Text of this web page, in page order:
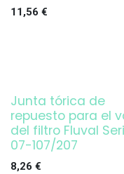
11,56 €
Junta tórica de
repuesto para el
del filtro Fluval
07-107/207
8,26 €